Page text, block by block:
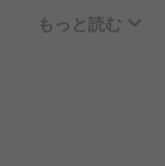
群の好立地◎
もっと読む